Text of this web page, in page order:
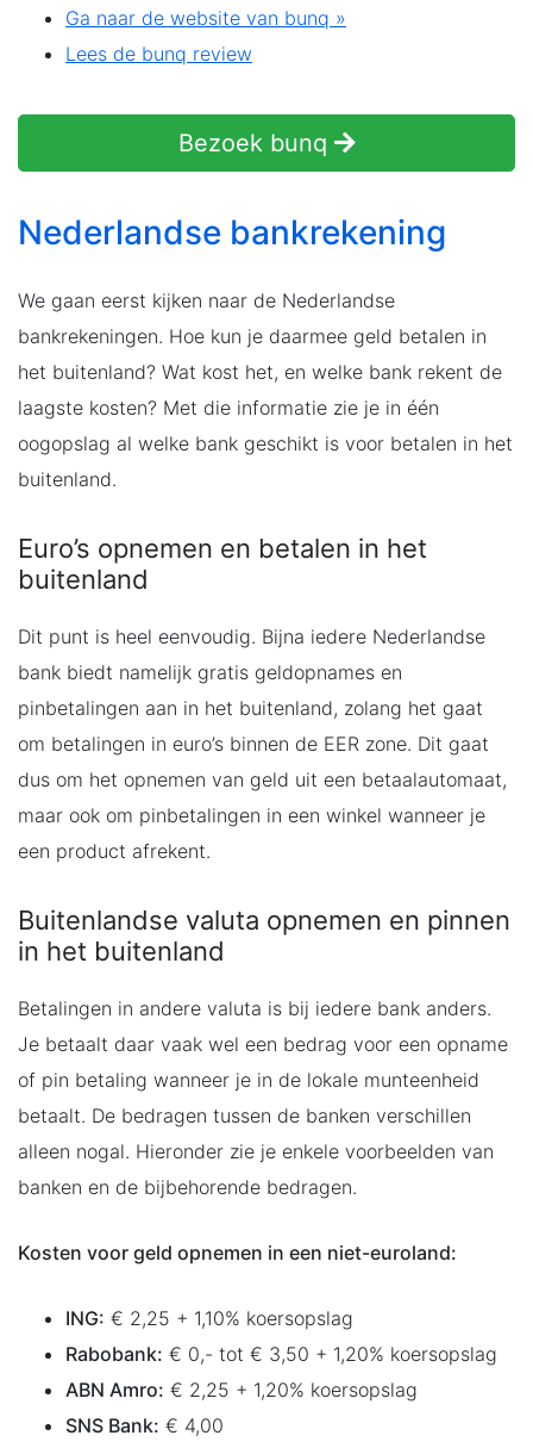
Ga naar de website van bunq »
Lees de bunq review
Bezoek bunq
Nederlandse bankrekening
We gaan eerst kijken naar de Nederlandse
bankrekeningen. Hoe kun je daarmee geld betalen in
het buitenland? Wat kost het, en welke bank rekent de
laagste kosten? Met die informatie zie je in één
oogopslag al welke bank geschikt is voor betalen in het
buitenland.
Euro’s opnemen en betalen in het
buitenland
Dit punt is heel eenvoudig. Bijna iedere Nederlandse
bank biedt namelijk gratis geldopnames en
pinbetalingen aan in het buitenland, zolang het gaat
om betalingen in euro’s binnen de EER zone. Dit gaat
dus om het opnemen van geld uit een betaalautomaat,
maar ook om pinbetalingen in een winkel wanneer je
een product afrekent.
Buitenlandse valuta opnemen en pinnen
in het buitenland
Betalingen in andere valuta is bij iedere bank anders.
Je betaalt daar vaak wel een bedrag voor een opname
of pin betaling wanneer je in de lokale munteenheid
betaalt. De bedragen tussen de banken verschillen
alleen nogal. Hieronder zie je enkele voorbeelden van
banken en de bijbehorende bedragen.
Kosten voor geld opnemen in een niet-euroland:
ING: € 2,25 + 1,10% koersopslag
Rabobank: € 0,- tot € 3,50 + 1,20% koersopslag
ABN Amro: € 2,25 + 1,20% koersopslag
SNS Bank: € 4,00